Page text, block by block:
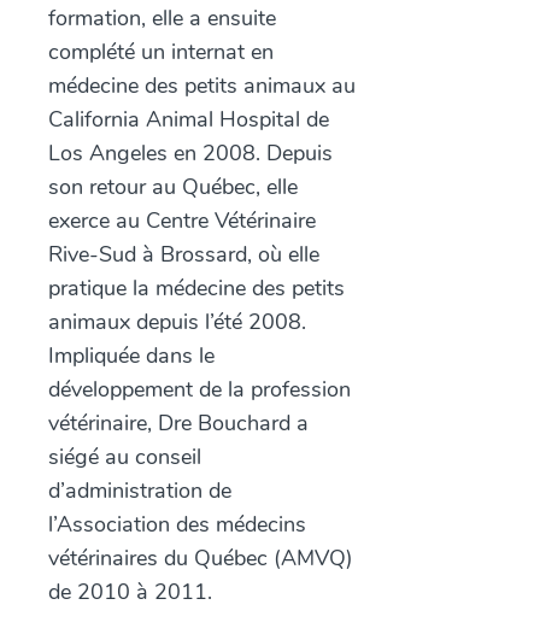
formation, elle a ensuite
complété un internat en
médecine des petits animaux au
California Animal Hospital de
Los Angeles en 2008. Depuis
son retour au Québec, elle
exerce au Centre Vétérinaire
Rive-Sud à Brossard, où elle
pratique la médecine des petits
animaux depuis l’été 2008.
Impliquée dans le
développement de la profession
vétérinaire, Dre Bouchard a
siégé au conseil
d’administration de
l’Association des médecins
vétérinaires du Québec (AMVQ)
de 2010 à 2011.